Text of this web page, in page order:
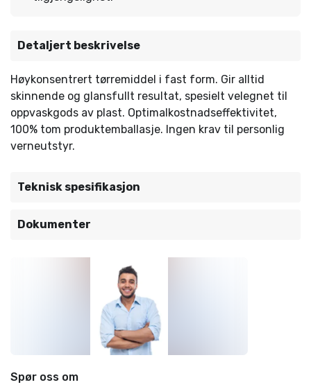
Detaljert beskrivelse
Høykonsentrert tørremiddel i fast form. Gir alltid
skinnende og glansfullt resultat, spesielt velegnet til
oppvaskgods av plast. Optimalkostnadseffektivitet,
100% tom produktemballasje. Ingen krav til personlig
verneutstyr.
Teknisk spesifikasjon
Dokumenter
Spør oss om